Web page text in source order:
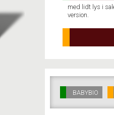
med lidt lys i
version.
BABYBIO